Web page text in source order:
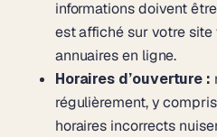
informations doivent
est affiché sur votre
annuaires en ligne.
Horaires d’ouverture :
régulièrement, y
horaires incorrects